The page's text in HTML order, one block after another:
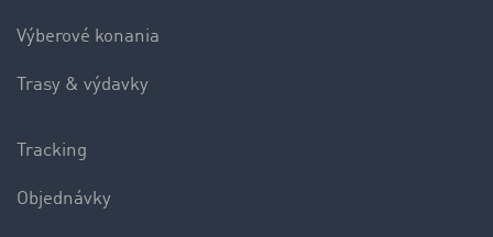
Výberové konania
Trasy & výdavky
Tracking
Objednávky